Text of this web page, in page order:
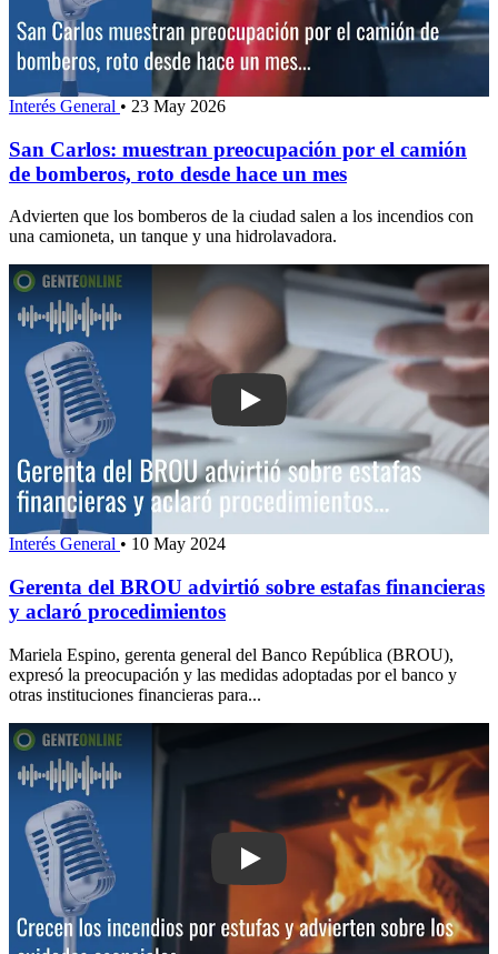
Interés General • 23 May 2026
San Carlos: muestran preocupación por el camión
de bomberos, roto desde hace un mes
Advierten que los bomberos de la ciudad salen a los incendios con
una camioneta, un tanque y una hidrolavadora.
Play: Gerenta del BROU advirtió
Interés General • 10 May 2024
Gerenta del BROU advirtió sobre estafas financieras
y aclaró procedimientos
Mariela Espino, gerenta general del Banco República (BROU),
expresó la preocupación y las medidas adoptadas por el banco y
otras instituciones financieras para...
Play: Crecen los incendios por